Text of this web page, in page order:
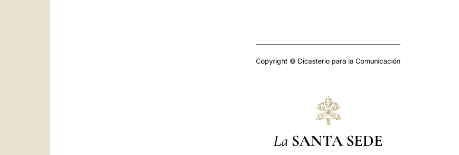
Copyright © Dicasterio para la Comunicación
La SANTA SEDE